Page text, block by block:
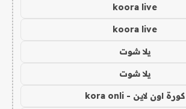
koora live
koora live
يلا شوت
يلا شوت
كورة اون لاين - kora onli